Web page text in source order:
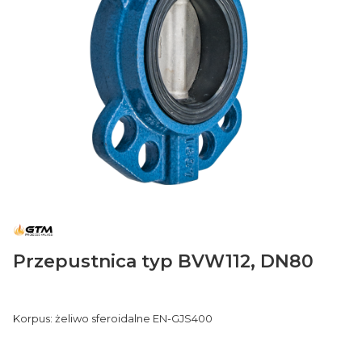
Przepustnica typ BVW112, DN80
Korpus: żeliwo sferoidalne EN-GJS400